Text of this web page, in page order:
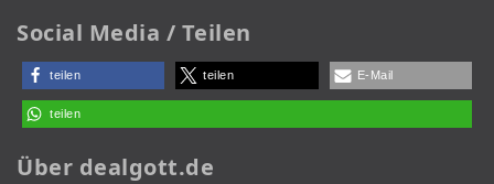
Social Media / Teilen
teilen teilen E-Mail
teilen
Über dealgott.de